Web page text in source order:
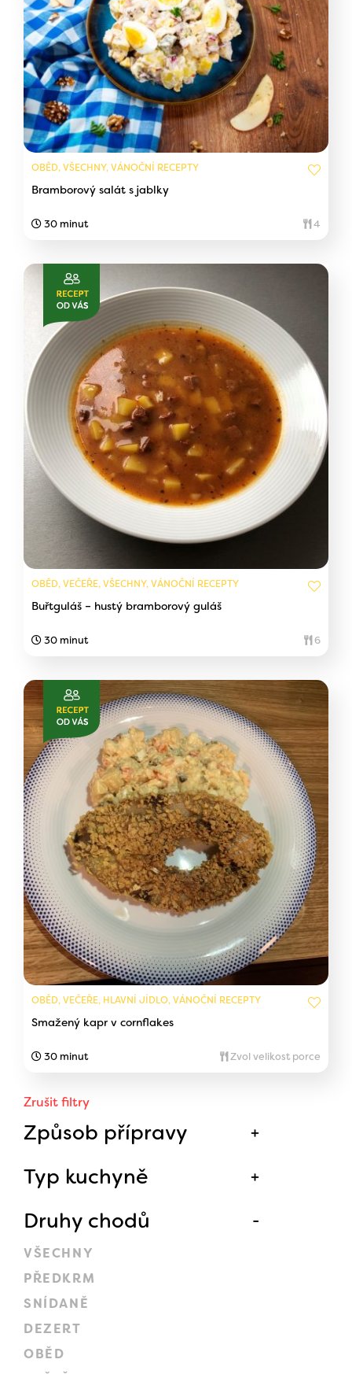
Zrušit filtry
Způsob přípravy
Typ kuchyně
Druhy chodů
VŠECHNY
PŘEDKRM
SNÍDANĚ
DEZERT
OBĚD
OBĚD, VŠECHNY, VÁNOČNÍ RECEPTY
Bramborový salát s jablky
30 minut 4
OBĚD, VEČEŘE, VŠECHNY, VÁNOČNÍ RECEPTY
Buřtguláš – hustý bramborový guláš
30 minut 6
OBĚD, VEČEŘE, HLAVNÍ JÍDLO, VÁNOČNÍ RECEPTY
Smažený kapr v cornflakes
30 minut Zvol velikost porce